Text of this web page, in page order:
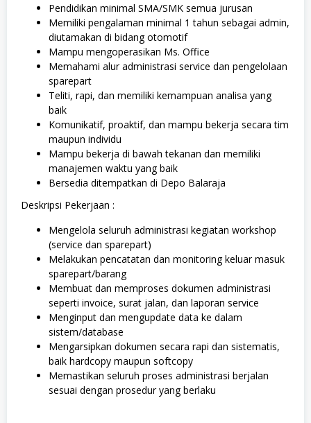
Pendidikan minimal SMA/SMK semua jurusan
Memiliki pengalaman minimal 1 tahun sebagai admin,
diutamakan di bidang otomotif
Mampu mengoperasikan Ms. Office
Memahami alur administrasi service dan pengelolaan
sparepart
Teliti, rapi, dan memiliki kemampuan analisa yang
baik
Komunikatif, proaktif, dan mampu bekerja secara tim
maupun individu
Mampu bekerja di bawah tekanan dan memiliki
manajemen waktu yang baik
Bersedia ditempatkan di Depo Balaraja
Deskripsi Pekerjaan :
Mengelola seluruh administrasi kegiatan workshop
(service dan sparepart)
Melakukan pencatatan dan monitoring keluar masuk
sparepart/barang
Membuat dan memproses dokumen administrasi
seperti invoice, surat jalan, dan laporan service
Menginput dan mengupdate data ke dalam
sistem/database
Mengarsipkan dokumen secara rapi dan sistematis,
baik hardcopy maupun softcopy
Memastikan seluruh proses administrasi berjalan
sesuai dengan prosedur yang berlaku